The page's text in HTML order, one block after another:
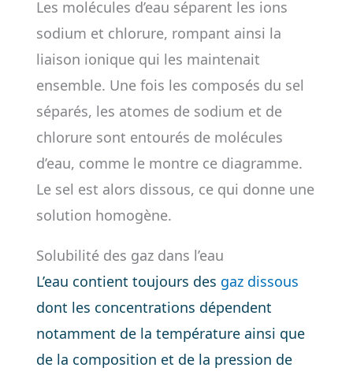
Les molécules d’eau séparent les ions
sodium et chlorure, rompant ainsi la
liaison ionique qui les maintenait
ensemble. Une fois les composés du sel
séparés, les atomes de sodium et de
chlorure sont entourés de molécules
d’eau, comme le montre ce diagramme.
Le sel est alors dissous, ce qui donne une
solution homogène.
Solubilité des gaz dans l’eau
L’eau contient toujours des gaz dissous
dont les concentrations dépendent
notamment de la température ainsi que
de la composition et de la pression de